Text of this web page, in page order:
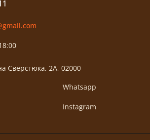
Сверстюка, 2А, 02000
Whatsapp
Instagram